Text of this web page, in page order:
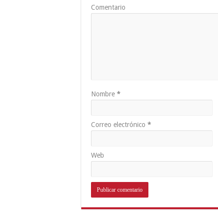
Comentario
Nombre *
Correo electrónico *
Web